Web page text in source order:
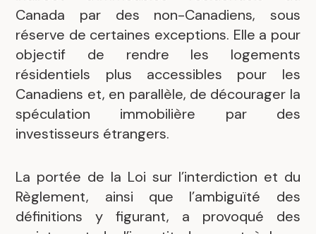
Canada par des non-Canadiens, sous
réserve de certaines exceptions. Elle a pour
objectif de rendre les logements
résidentiels plus accessibles pour les
Canadiens et, en parallèle, de décourager la
spéculation immobilière par des
investisseurs étrangers.
La portée de la Loi sur l’interdiction et du
Règlement, ainsi que l’ambiguïté des
définitions y figurant, a provoqué des